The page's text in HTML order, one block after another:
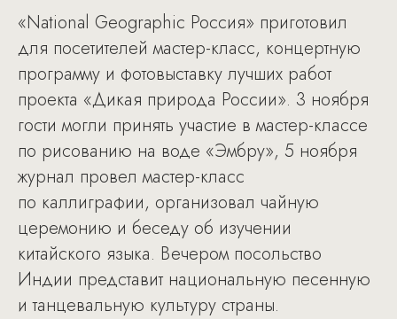
«National Geographic Россия» приготовил
для посетителей мастер-класс, концертную
программу и фотовыставку лучших работ
проекта «Дикая природа России». 3 ноября
гости могли принять участие в мастер-классе
по рисованию на воде «Эмбру», 5 ноября
журнал провел мастер-класс
по каллиграфии, организовал чайную
церемонию и беседу об изучении
китайского языка. Вечером посольство
Индии представит национальную песенную
и танцевальную культуру страны.